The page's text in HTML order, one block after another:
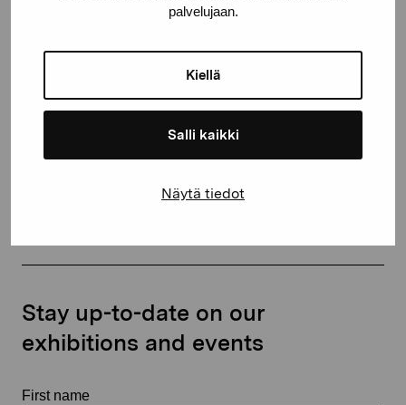
palvelujaan.
Kiellä
Salli kaikki
Näytä tiedot
Stay up-to-date on our
exhibitions and events
First name